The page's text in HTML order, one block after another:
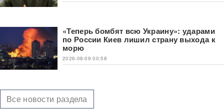
«Теперь бомбят всю Украину»: ударами
по России Киев лишил страну выхода к
морю
2026-08-09 00:58
Все новости раздела